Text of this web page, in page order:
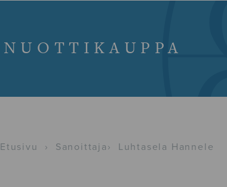
NUOTTIKAUPPA
Etusivu › Sanoittaja › Luhtasela Hannele